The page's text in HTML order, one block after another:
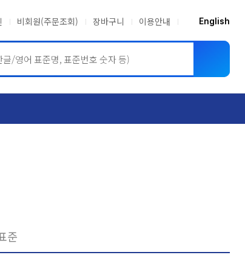
비회원(주문조회) 장바구니 이용안내 English
준